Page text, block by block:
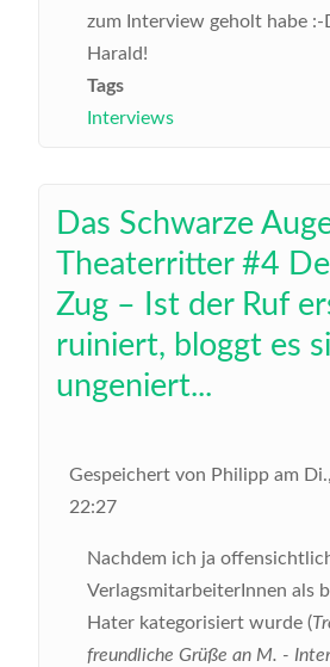
zum Interview geholt habe :-
Harald!
Tags
Interviews
Das Schwarze
Theaterritter #4
Zug – Ist der Ruf
ruiniert, bloggt es
ungeniert...
Gespeichert von Philipp am
22:27
Nachdem ich ja
VerlagsmitarbeiterInnen als
Hater kategorisiert wurde (
freundliche Grüße an M. -